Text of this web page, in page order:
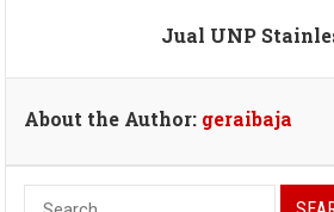
Jual UNP
About the Author: geraibaja
Search